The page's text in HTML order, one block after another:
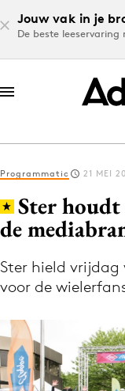
Jouw vak in je
De beste
Log in
Volg het
Programmatic 21 MEI
Ster
de
Ster hield vrijdag
voor de